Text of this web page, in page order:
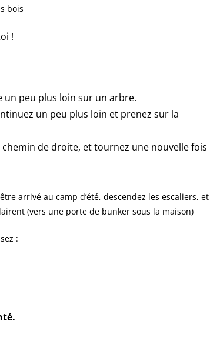
bois
!
un peu plus loin sur un arbre.
un peu plus loin et prenez sur la
de droite, et tournez une nouvelle fois
arrivé au camp d’été, descendez les escaliers, et
(vers une porte de bunker sous la maison)
: